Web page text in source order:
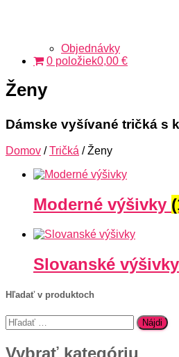
Objednávky
0 položiek0,00 €
Ženy
Dámske vyšívané tričká s
Domov /Tričká / Ženy
Moderné výšivky
Slovanské výšivky
Hľadať v produktoch
Hľadať: